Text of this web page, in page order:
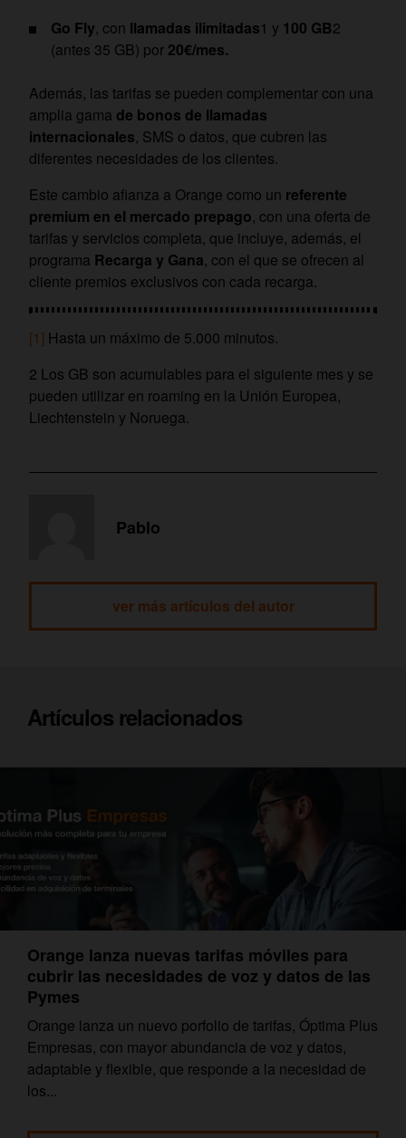
Go Fly, con llamadas ilimitadas1 y 100 GB2
(antes 35 GB) por 20€/mes.
Además, las tarifas se pueden complementar con una
amplia gama de bonos de llamadas
internacionales, SMS o datos, que cubren las
diferentes necesidades de los clientes.
Este cambio afianza a Orange como un referente
premium en el mercado prepago, con una oferta de
tarifas y servicios completa, que incluye, además, el
programa Recarga y Gana, con el que se ofrecen al
cliente premios exclusivos con cada recarga.
[1] Hasta un máximo de 5.000 minutos.
2 Los GB son acumulables para el siguiente mes y se
pueden utilizar en roaming en la Unión Europea,
Liechtenstein y Noruega.
Pablo
ver más artículos del autor
Artículos relacionados
Orange lanza nuevas tarifas móviles para
cubrir las necesidades de voz y datos de las
Pymes
Orange lanza un nuevo porfolio de tarifas, Óptima Plus
Empresas, con mayor abundancia de voz y datos,
adaptable y flexible, que responde a la necesidad de
los...